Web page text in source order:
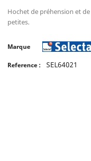
Hochet de préhension et
petites.
Marque
Reference : SEL64021